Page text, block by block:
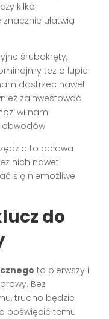
kilka
ułatwią
śrubokręty,
też o lupie
dostrzec nawet
zainwestować
nam
to połowa
nich nawet
się niemożliwe
do
to pierwszy i
Bez
trudno będzie
poświęcić temu